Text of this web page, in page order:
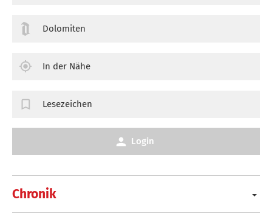
Chronik
Dolomiten
In der Nähe
Lesezeichen
Login